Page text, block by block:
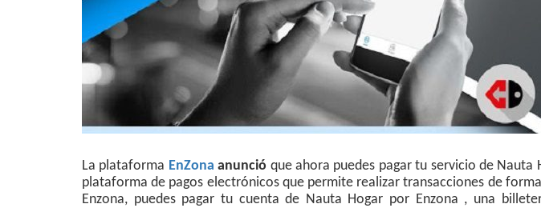
La plataforma EnZona anunció que ahora puedes pagar tu servicio de Nauta
plataforma de pagos electrónicos que permite realizar transacciones de
Enzona, puedes pagar tu cuenta de Nauta Hogar por Enzona , una